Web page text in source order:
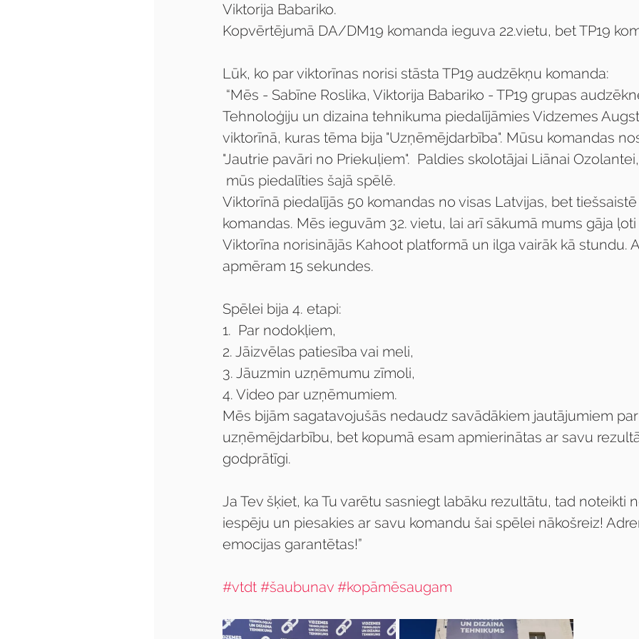
Viktorija Babariko.
Kopvērtējumā DA/DM19 komanda ieguva 22.vietu, bet TP19
Lūk, ko par viktorīnas norisi stāsta TP19 audzēkņu komanda:
Tehnoloģiju un dizaina tehnikuma piedalījāmies Vidzemes
viktorīnā, kuras tēma bija "Uzņēmējdarbība". Mūsu komandas
"Jautrie pavāri no Priekuļiem".  Paldies skolotājai Liānai
mūs piedalīties šajā spēlē.
Viktorīnā piedalījās 50 komandas no visas Latvijas, bet
komandas. Mēs ieguvām 32. vietu, lai arī sākumā mums gāja
Viktorīna norisinājās Kahoot platformā un ilga vairāk kā stundu.
apmēram 15 sekundes.
Spēlei bija 4. etapi:
1.  Par nodokļiem,
2. Jāizvēlas patiesība vai meli,
3. Jāuzmin uzņēmumu zīmoli,
4. Video par uzņēmumiem.
Mēs bijām sagatavojušās nedaudz savādākiem jautājumiem
uzņēmējdarbību, bet kopumā esam apmierinātas ar savu
godprātīgi.
Ja Tev šķiet, ka Tu varētu sasniegt labāku rezultātu, tad noteikti
iespēju un piesakies ar savu komandu šai spēlei nākošreiz!
emocijas garantētas!”
#vtdt #šaubunav #kopāmēsaugam